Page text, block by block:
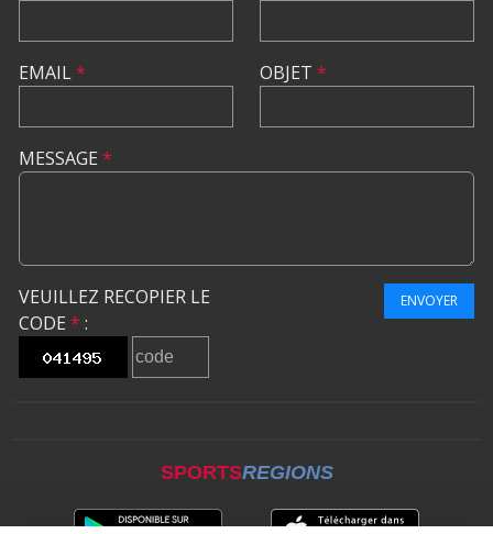
EMAIL* OBJET *
MESSAGE *
VEUILLEZ RECOPIER LE
CODE * :
ENVOYER
SPORTSREGIONS